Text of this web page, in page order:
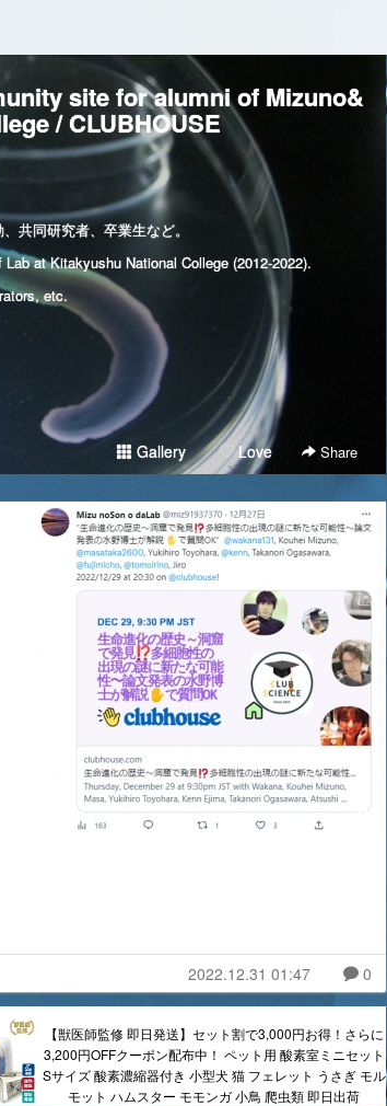
site for alumni of Mizuno&
/ CLUBHOUSE
共同研究者、卒業生など。
at Kitakyushu National College (2012-2022).
etc.
Gallery Love Share
2022.12.31 01:47 0
【獣医師監修 即日発送】セット割で3,000円お得！さらに
3,200円OFFクーポン配布中！ ペット用 酸素室ミニセット
Sサイズ 酸素濃縮器付き 小型犬 猫 フェレット うさぎ モル
モット ハムスター モモンガ 小鳥 爬虫類 即日出荷